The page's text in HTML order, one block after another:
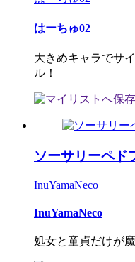
はーちゅ02
大きめキャラでサ
ル！
ソーサリーペド
InuYamaNeco
InuYamaNeco
処女と童貞だけが